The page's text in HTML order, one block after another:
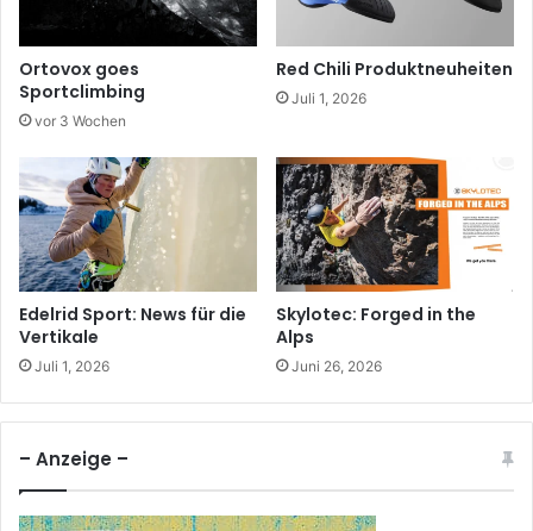
Ortovox goes
Sportclimbing
vor 3 Wochen
Red Chili Produktneuheiten
Juli 1, 2026
Edelrid Sport: News für die
Vertikale
Juli 1, 2026
Skylotec: Forged in the
Alps
Juni 26, 2026
– Anzeige –